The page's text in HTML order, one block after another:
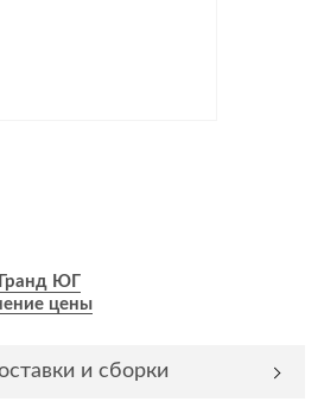
Гранд ЮГ
цены
и сборки